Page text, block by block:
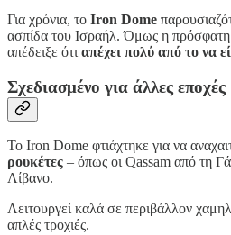
Για χρόνια, το Iron Dome
ασπίδα του Ισραήλ. Όμως η
απέδειξε ότι απέχει πολύ από το να
Σχεδιασμένο για άλλες εποχές
Το Iron Dome φτιάχτηκε για να
ρουκέτες – όπως οι Qassam από τη
Λίβανο.
Λειτουργεί καλά σε περιβάλλον
απλές τροχιές.